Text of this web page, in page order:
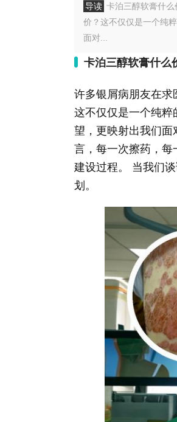
导读 卡泊三醇软膏什
价？这不仅仅是一个纯
面对...
卡泊三醇软膏什么
许多银屑病朋友在求
这不仅仅是一个纯粹
望，更映射出我们面
言，每一次擦药，每
建设过程。 当我们
划。